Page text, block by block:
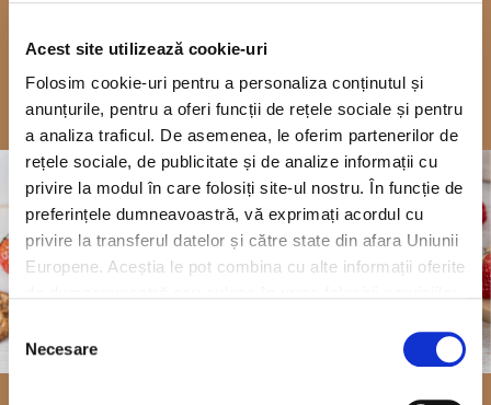
Acest site utilizează cookie-uri
Folosim cookie-uri pentru a personaliza conținutul și
anunțurile, pentru a oferi funcții de rețele sociale și pentru
a analiza traficul. De asemenea, le oferim partenerilor de
rețele sociale, de publicitate și de analize informații cu
privire la modul în care folosiți site-ul nostru. În funcție de
preferințele dumneavoastră, vă exprimați acordul cu
privire la transferul datelor și către state din afara Uniunii
Europene. Aceștia le pot combina cu alte informații oferite
Politica de confidențialitate
Selecția
consimțământului
Necesare
Vezi video Descoperă rețeta